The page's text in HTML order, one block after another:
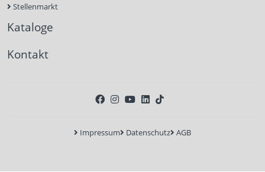
Stellenmarkt
Kataloge
Kontakt
Impressum Datenschutz AGB